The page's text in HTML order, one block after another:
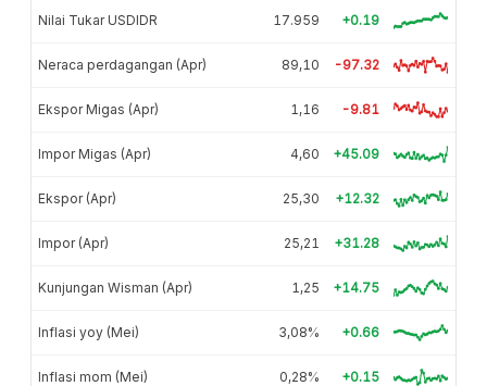
Nilai Tukar USDIDR 17.959 +0.19
Neraca perdagangan (Apr) 89,10 -97.32
Ekspor Migas (Apr) 1,16 -9.81
Impor Migas (Apr) 4,60 +45.09
Ekspor (Apr) 25,30 +12.32
Impor (Apr) 25,21 +31.28
Kunjungan Wisman (Apr) 1,25 +14.75
Inflasi yoy (Mei) 3,08% +0.66
Inflasi mom (Mei) 0,28% +0.15